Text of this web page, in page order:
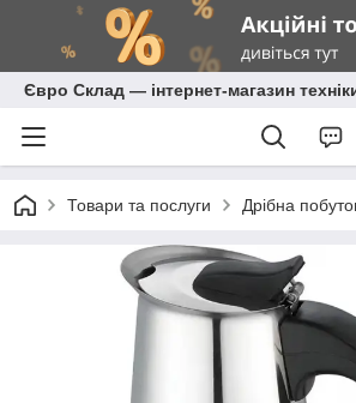
Євро Склад — інтернет-магазин
Товари та послуги Дрібна